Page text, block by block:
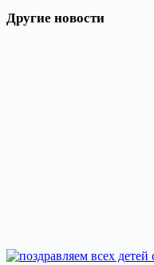
не
Другие новости